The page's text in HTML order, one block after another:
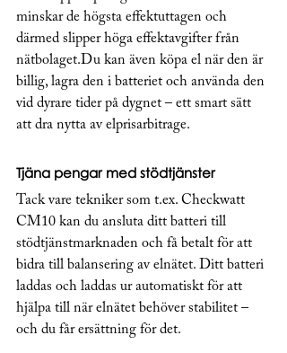
minskar de högsta effektuttagen och
därmed slipper höga effektavgifter från
nätbolaget.Du kan även köpa el när den är
billig, lagra den i batteriet och använda den
vid dyrare tider på dygnet – ett smart sätt
att dra nytta av elprisarbitrage.
Tjäna pengar med stödtjänster
Tack vare tekniker som t.ex. Checkwatt
CM10 kan du ansluta ditt batteri till
stödtjänstmarknaden och få betalt för att
bidra till balansering av elnätet. Ditt batteri
laddas och laddas ur automatiskt för att
hjälpa till när elnätet behöver stabilitet –
och du får ersättning för det.